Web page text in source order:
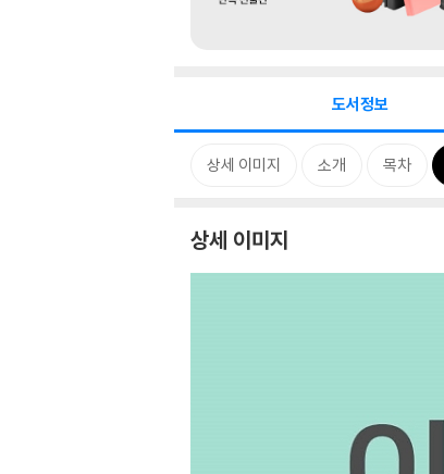
도서정보
상세 이미지 소개 목차
상세 이미지